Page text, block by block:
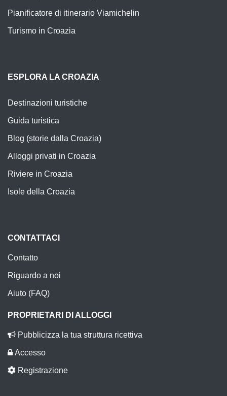
Pianificatore di itinerario Viamichelin
Turismo in Croazia
ESPLORA LA CROAZIA
Destinazioni turistiche
Guida turistica
Blog (storie dalla Croazia)
Alloggi privati in Croazia
Riviere in Croazia
Isole della Croazia
CONTATTACI
Contatto
Riguardo a noi
Aiuto (FAQ)
PROPRIETARI DI ALLOGGI
Pubblicizza la tua struttura ricettiva
Accesso
Registrazione